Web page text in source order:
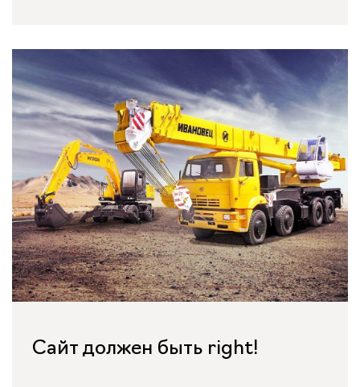
Сайт должен быть right!